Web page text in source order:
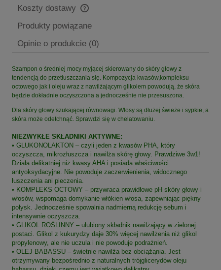
Koszty dostawy
Cena nie zawiera ewentualnych kosztów płatności
Produkty powiązane
Opinie o produkcie (0)
Szampon o średniej mocy myjącej skierowany do skóry głowy z
tendencją do przetłuszczania się. Kompozycja kwasów,kompleksu
octowego jak i oleju wraz z nawilżającym glikolem powodują, że skóra
będzie dokładnie oczyszczona a jednocześnie nie przesuszona.
Dla skóry głowy szukającej równowagi. Włosy są dłużej świeże i sypkie, a
skóra może odetchnąć. Sprawdzi się w chelatowaniu.
NIEZWYKŁE SKŁADNIKI AKTYWNE:
• GLUKONOLAKTON – czyli jeden z kwasów PHA, który
oczyszcza, mikrozłuszcza i nawilża skórę głowy. Prawdziwe 3w1!
Działa delikatniej niż kwasy AHA i posiada właściwości
antyoksydacyjne. Nie powoduje zaczerwienienia, widocznego
łuszczenia ani pieczenia.
• KOMPLEKS OCTOWY – przywraca prawidłowe pH skóry głowy i
włosów, wspomaga domykanie włókien włosa, zapewniając piękny
połysk. Jednocześnie spowalnia nadmierną redukcję sebum i
intensywnie oczyszcza.
• GLIKOL ROŚLINNY – ulubiony składnik nawilżający w zielonej
postaci. Glikol z kukurydzy daje 30% więcej nawilżenia niż glikol
propylenowy, ale nie uczula i nie powoduje podrażnień.
• OLEJ BABASSU – świetnie nawilża bez obciążąnia. Jest
otrzymywany bezpośrednio z naturalnych trójglicerydów oleju